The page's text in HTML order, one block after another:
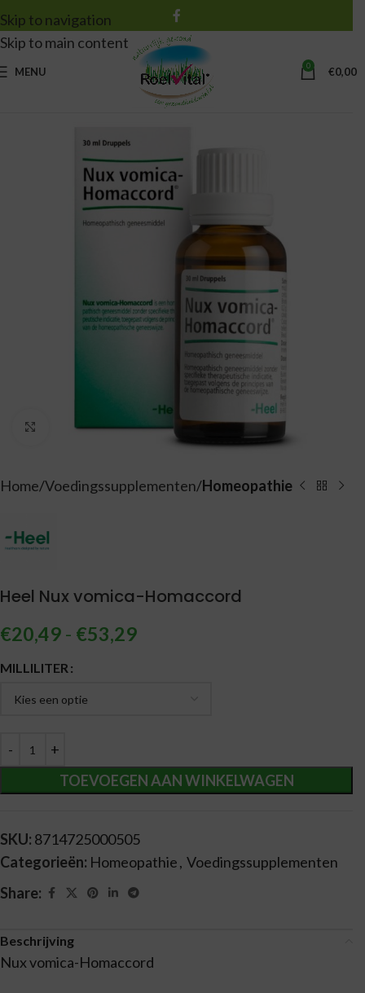
Skip to navigation
Skip to main content
MENU 0 €0,00
Vergroten
Home Voedingssupplementen Homeopathie
Heel Nux vomica-Homaccord
€20,49 - €53,29
MILLILITER
TOEVOEGEN AAN WINKELWAGEN
Alternative:
SKU: 8714725000505
Categorieën: Homeopathie, Voedingssupplementen
Share:
Beschrijving
Nux vomica-Homaccord